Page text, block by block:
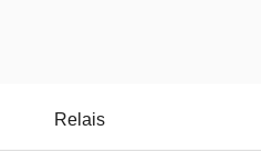
Relais